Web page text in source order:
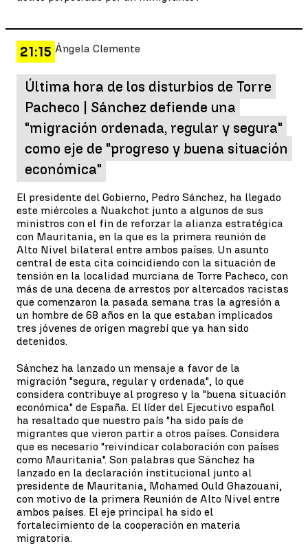
21:15 Ángela Clemente
Última hora de los disturbios de Torre
Pacheco | Sánchez defiende una
"migración ordenada, regular y segura"
como eje de "progreso y buena situación
económica"
El presidente del Gobierno, Pedro Sánchez, ha llegado
este miércoles a Nuakchot junto a algunos de sus
ministros con el fin de reforzar la alianza estratégica
con Mauritania, en la que es la primera reunión de
Alto Nivel bilateral entre ambos países. Un asunto
central de esta cita coincidiendo con la situación de
tensión en la localidad murciana de Torre Pacheco, con
más de una decena de arrestos por altercados racistas
que comenzaron la pasada semana tras la agresión a
un hombre de 68 años en la que estaban implicados
tres jóvenes de origen magrebí que ya han sido
detenidos.
Sánchez ha lanzado un mensaje a favor de la
migración "segura, regular y ordenada", lo que
considera contribuye al progreso y la "buena situación
económica" de España. El líder del Ejecutivo español
ha resaltado que nuestro país "ha sido país de
migrantes que vieron partir a otros países. Considera
que es necesario "reivindicar colaboración con países
como Mauritania". Son palabras que Sánchez ha
lanzado en la declaración institucional junto al
presidente de Mauritania, Mohamed Ould Ghazouani,
con motivo de la primera Reunión de Alto Nivel entre
ambos países. El eje principal ha sido el
fortalecimiento de la cooperación en materia
migratoria.